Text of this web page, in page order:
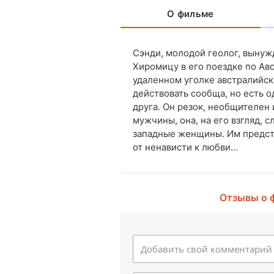
О фильме
Сэнди, молодой геолог,
Хиромицу в его поездке по
удаленном уголке
действовать сообща, но есть
друга. Он резок,
мужчины, она, на его взгляд,
западные женщины. Им
от ненависти к любви…
Отзывы о